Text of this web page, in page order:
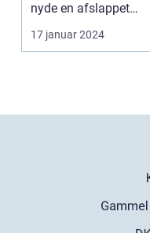
nyde en afslappet
atmosfære, så er
brunch ...
17 januar 2024